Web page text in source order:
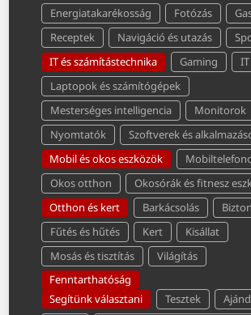
Energiatakarékosság
Fotózás
Receptek
Navigáció és utazás
IT és számítástechnika
Gaming
Laptopok és számítógépek
Mesterséges intelligencia
Monitorok
Nyomtatók
Szoftverek és
Mobil és okos eszközök
Okos otthon
Okosórák és fitnesz
Otthon és kert
Barkácsolás
Fűtés és hűtés
Kert
Kisállat
Mosás és tisztítás
Világítás
Fenntarthatóság
Segítünk választani
Tesztek